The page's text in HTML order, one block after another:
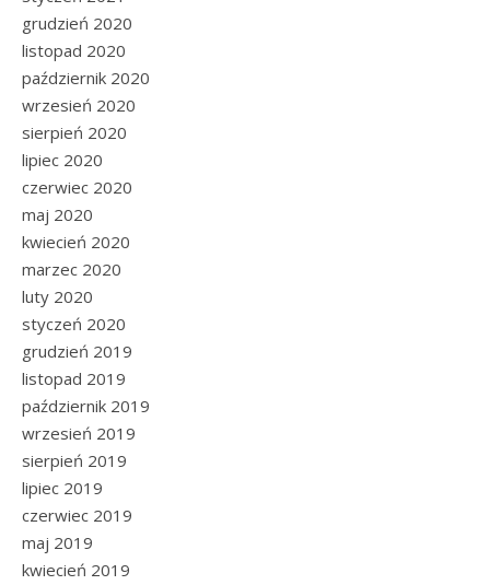
grudzień 2020
listopad 2020
październik 2020
wrzesień 2020
sierpień 2020
lipiec 2020
czerwiec 2020
maj 2020
kwiecień 2020
marzec 2020
luty 2020
styczeń 2020
grudzień 2019
listopad 2019
październik 2019
wrzesień 2019
sierpień 2019
lipiec 2019
czerwiec 2019
maj 2019
kwiecień 2019